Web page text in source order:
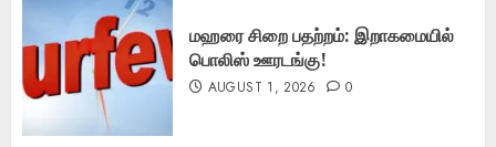
மஹரை சிறை பதற்றம்: இறாகமையில்
பொலிஸ் ஊரடங்கு!
AUGUST 1, 2026 0